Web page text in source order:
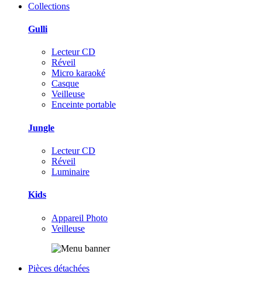
Collections
Gulli
Lecteur CD
Réveil
Micro karaoké
Casque
Veilleuse
Enceinte portable
Jungle
Lecteur CD
Réveil
Luminaire
Kids
Appareil Photo
Veilleuse
Pièces détachées